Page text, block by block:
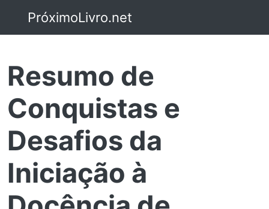
PróximoLivro.net
Resumo de
Conquistas e
Desafios da
Iniciação à